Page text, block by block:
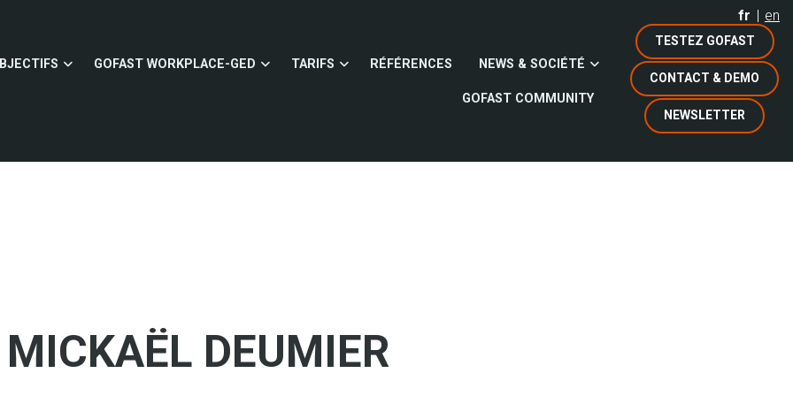
fr en
TESTEZ GOFAST
CONTACT & DEMO
NEWSLETTER
GOFAST WORKPLACE-GED TARIFS RÉFÉRENCES NEWS & SOCIÉTÉ
GOFAST COMMUNITY
MICKAËL DEUMIER